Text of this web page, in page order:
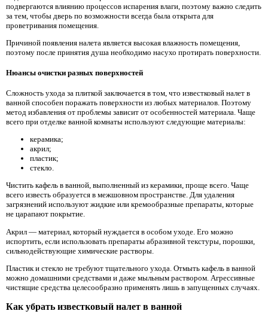
подвергаются влиянию процессов испарения влаги, поэтому важно следить
за тем, чтобы дверь по возможности всегда была открыта для
проветривания помещения.
Причиной появления налета является высокая влажность помещения,
поэтому после принятия душа необходимо насухо протирать поверхности.
Нюансы очистки разных поверхностей
Сложность ухода за плиткой заключается в том, что известковый налет в
ванной способен поражать поверхности из любых материалов. Поэтому
метод избавления от проблемы зависит от особенностей материала. Чаще
всего при отделке ванной комнаты используют следующие материалы:
керамика;
акрил;
пластик;
стекло.
Чистить кафель в ванной, выполненный из керамики, проще всего. Чаще
всего известь образуется в межшовном пространстве. Для удаления
загрязнений используют жидкие или кремообразные препараты, которые
не царапают покрытие.
Акрил — материал, который нуждается в особом уходе. Его можно
испортить, если использовать препараты абразивной текстуры, порошки,
сильнодействующие химические растворы.
Пластик и стекло не требуют тщательного ухода. Отмыть кафель в ванной
можно домашними средствами и даже мыльным раствором. Агрессивные
чистящие средства целесообразно применять лишь в запущенных случаях.
Как убрать известковый налет в ванной